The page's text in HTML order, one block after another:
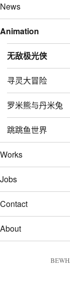
News
Animation
无敌极光侠
寻灵大冒险
罗米熊与丹米兔
跳跳鱼世界
Works
Jobs
Contact
About